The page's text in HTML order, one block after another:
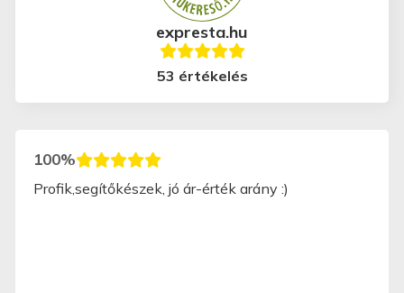
expresta.hu
53 értékelés
100%
Profik,segítőkészek, jó ár-érték arány :)